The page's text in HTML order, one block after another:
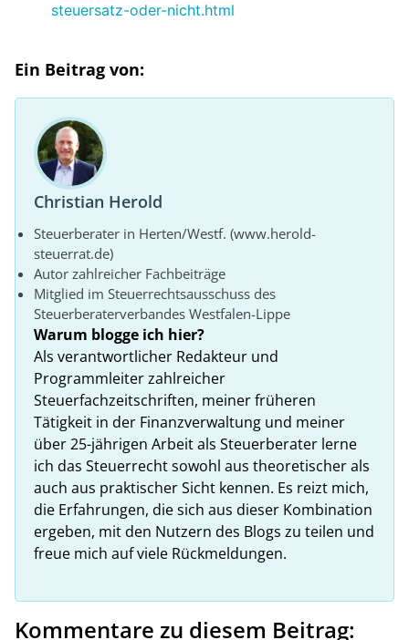
steuersatz-oder-nicht.html
Ein Beitrag von:
Christian Herold
Steuerberater in Herten/Westf. (www.herold-
steuerrat.de)
Autor zahlreicher Fachbeiträge
Mitglied im Steuerrechtsausschuss des
Steuerberaterverbandes Westfalen-Lippe
Warum blogge ich hier?
Als verantwortlicher Redakteur und
Programmleiter zahlreicher
Steuerfachzeitschriften, meiner früheren
Tätigkeit in der Finanzverwaltung und meiner
über 25-jährigen Arbeit als Steuerberater lerne
ich das Steuerrecht sowohl aus theoretischer als
auch aus praktischer Sicht kennen. Es reizt mich,
die Erfahrungen, die sich aus dieser Kombination
ergeben, mit den Nutzern des Blogs zu teilen und
freue mich auf viele Rückmeldungen.
Kommentare zu diesem Beitrag: